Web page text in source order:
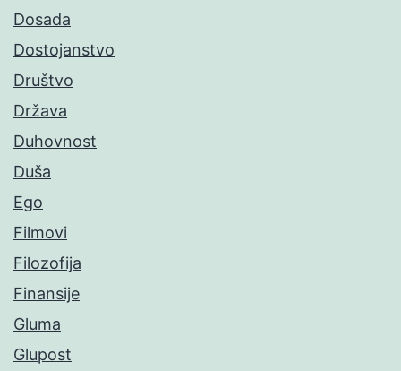
Dosada
Dostojanstvo
Društvo
Država
Duhovnost
Duša
Ego
Filmovi
Filozofija
Finansije
Gluma
Glupost